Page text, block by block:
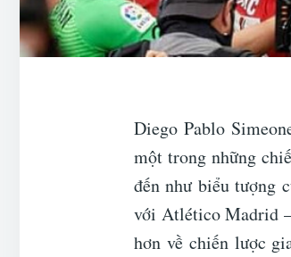
Diego Pablo
một trong những
đến như biểu tượng
với Atlético Madrid
hơn về chiến lược